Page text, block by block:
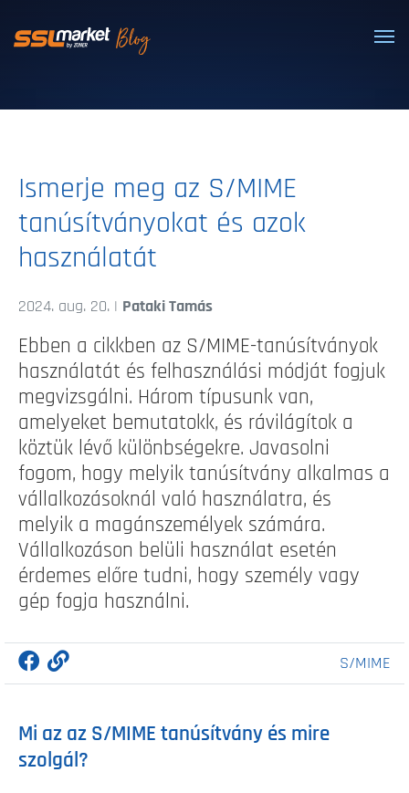
Megbízható SSL/TLS tanúsítványok
Ismerje meg az S/MIME
tanúsítványokat és azok
használatát
2024. aug. 20. | Pataki Tamás
Ebben a cikkben az S/MIME-tanúsítványok
használatát és felhasználási módját fogjuk
megvizsgálni. Három típusunk van,
amelyeket bemutatokk, és rávilágítok a
köztük lévő különbségekre. Javasolni
fogom, hogy melyik tanúsítvány alkalmas a
vállalkozásoknál való használatra, és
melyik a magánszemélyek számára.
Vállalkozáson belüli használat esetén
érdemes előre tudni, hogy személy vagy
gép fogja használni.
S/MIME
Mi az az S/MIME tanúsítvány és mire
szolgál?